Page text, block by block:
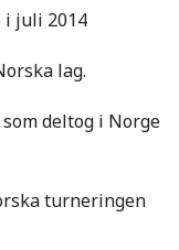
juli 2014
lag.
deltog i Norge
turneringen